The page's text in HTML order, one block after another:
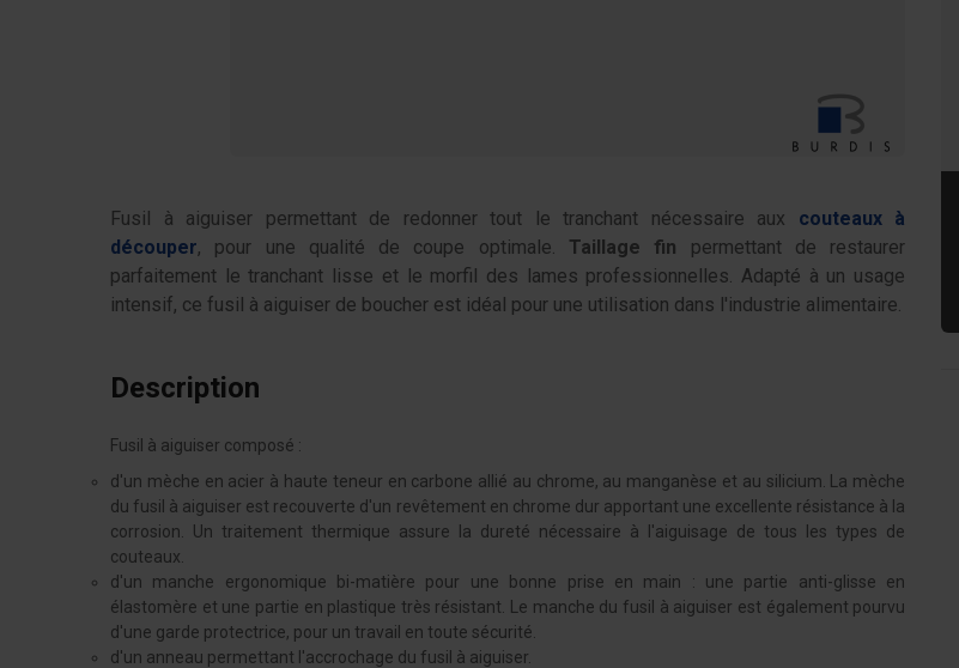
Fusil à aiguiser permettant de redonner tout le tranchant nécessaire aux couteaux à
découper, pour une qualité de coupe optimale. Taillage fin permettant de restaurer
parfaitement le tranchant lisse et le morfil des lames professionnelles. Adapté à un usage
intensif, ce fusil à aiguiser de boucher est idéal pour une utilisation dans l'industrie alimentaire.
Description
Fusil à aiguiser composé :
d'un mèche en acier à haute teneur en carbone allié au chrome, au manganèse et au silicium. La mèche
du fusil à aiguiser est recouverte d'un revêtement en chrome dur apportant une excellente résistance à la
corrosion. Un traitement thermique assure la dureté nécessaire à l'aiguisage de tous les types de
couteaux.
d'un manche ergonomique bi-matière pour une bonne prise en main : une partie anti-glisse en
élastomère et une partie en plastique très résistant. Le manche du fusil à aiguiser est également pourvu
d'une garde protectrice, pour un travail en toute sécurité.
d'un anneau permettant l'accrochage du fusil à aiguiser.